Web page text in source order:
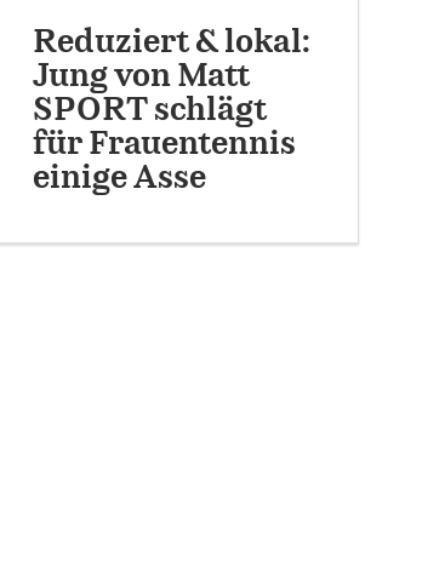
Reduziert & lokal:
Jung von Matt
SPORT schlägt
für Frauentennis
einige Asse